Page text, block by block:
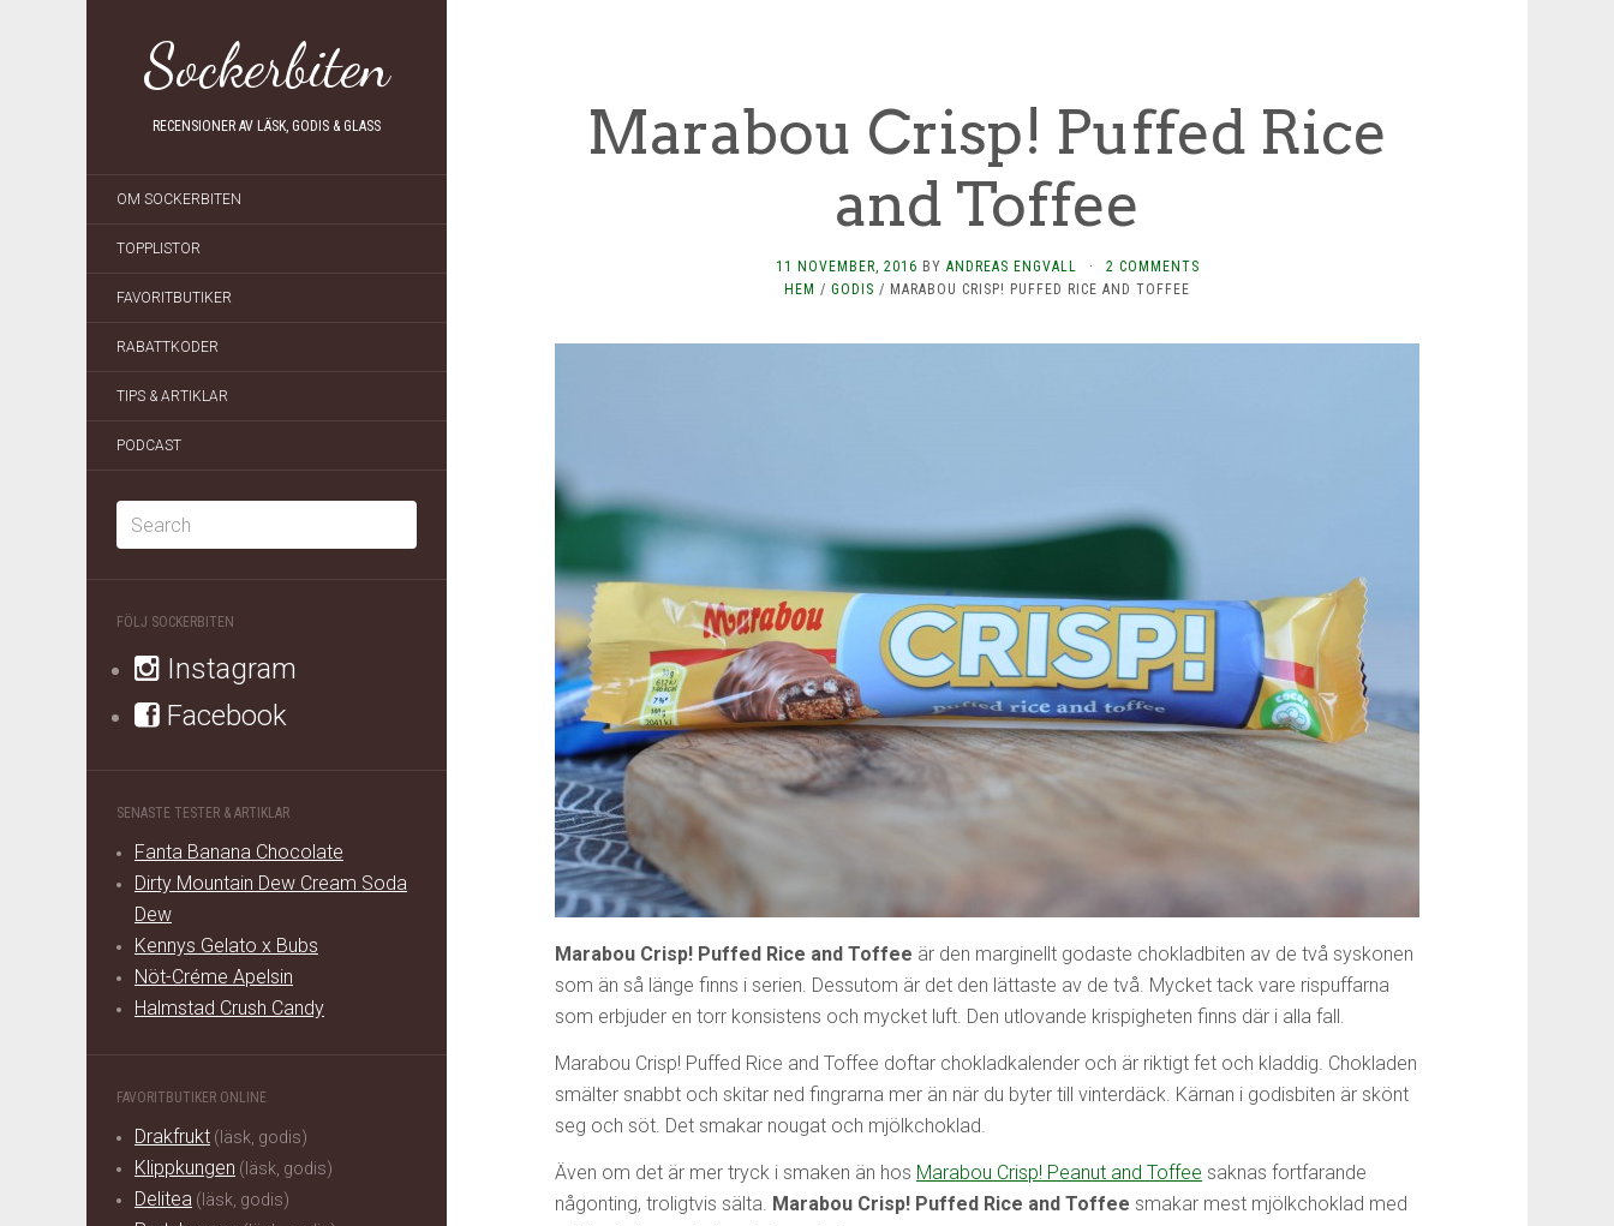
Sockerbiten
RECENSIONER AV LÄSK, GODIS & GLASS
OM SOCKERBITEN
TOPPLISTOR
FAVORITBUTIKER
RABATTKODER
TIPS & ARTIKLAR
PODCAST
FÖLJ SOCKERBITEN
Instagram
Facebook
SENASTE TESTER & ARTIKLAR
Fanta Banana Chocolate
Dirty Mountain Dew Cream Soda
Dew
Kennys Gelato x Bubs
Nöt-Créme Apelsin
Halmstad Crush Candy
FAVORITBUTIKER ONLINE
Drakfrukt (läsk, godis)
Klippkungen (läsk, godis)
Delitea (läsk, godis)
Marabou Crisp! Puffed Rice
and Toffee
11 NOVEMBER, 2016 BY ANDREAS ENGVALL ·
2 COMMENTS
HEM / GODIS / MARABOU CRISP! PUFFED RICE AND TOFFEE
Marabou Crisp! Puffed Rice and Toffee är den marginellt godaste chokladbiten av de två syskonen
som än så länge finns i serien. Dessutom är det den lättaste av de två. Mycket tack vare rispuffarna
som erbjuder en torr konsistens och mycket luft. Den utlovande krispigheten finns där i alla fall.
Marabou Crisp! Puffed Rice and Toffee doftar chokladkalender och är riktigt fet och kladdig. Chokladen
smälter snabbt och skitar ned fingrarna mer än när du byter till vinterdäck. Kärnan i godisbiten är skönt
seg och söt. Det smakar nougat och mjölkchoklad.
Även om det är mer tryck i smaken än hos Marabou Crisp! Peanut and Toffee saknas fortfarande
någonting, troligtvis sälta. Marabou Crisp! Puffed Rice and Toffee smakar mest mjölkchoklad med